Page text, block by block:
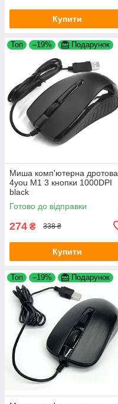
Купити
Топ –19% Подарунок
Миша комп'ютерна дротова
4you M1 3 кнопки 1000DPI
black
Готово до відправки
274 ₴ 338 ₴
Купити
Топ –19% Подарунок